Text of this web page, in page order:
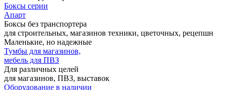
Боксы серии
Апарт
Боксы без транспортера
для строительных, магазинов техники, цветочных, рецепшн
Маленькие, но надежные
Тумбы для магазинов,
мебель для ПВЗ
Для различных целей
для магазинов, ПВЗ, выставок
Оборудование в наличии